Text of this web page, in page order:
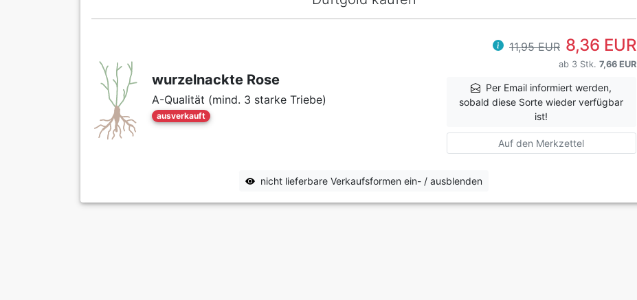
wurzelnackte Rose
A-Qualität (mind. 3 starke Triebe)
ausverkauft
11,95 EUR 8,36 EUR
ab 3 Stk. 7,66 EUR
Per Email informiert werden,
sobald diese Sorte wieder verfügbar
ist!
Auf den Merkzettel
nicht lieferbare Verkaufsformen ein- / ausblenden